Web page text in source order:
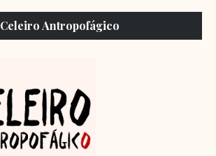
Celeiro Antropofágico